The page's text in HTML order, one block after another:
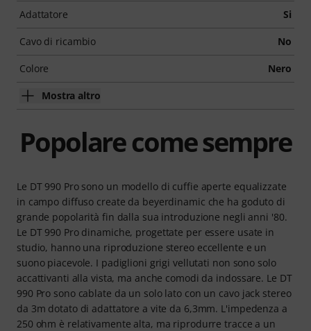
Adattatore Si
Cavo di ricambio No
Colore Nero
Mostra altro
Popolare come sempre
Le DT 990 Pro sono un modello di cuffie aperte equalizzate
in campo diffuso create da beyerdinamic che ha goduto di
grande popolarità fin dalla sua introduzione negli anni '80.
Le DT 990 Pro dinamiche, progettate per essere usate in
studio, hanno una riproduzione stereo eccellente e un
suono piacevole. I padiglioni grigi vellutati non sono solo
accattivanti alla vista, ma anche comodi da indossare. Le DT
990 Pro sono cablate da un solo lato con un cavo jack stereo
da 3m dotato di adattatore a vite da 6,3mm. L'impedenza a
250 ohm è relativamente alta, ma riprodurre tracce a un